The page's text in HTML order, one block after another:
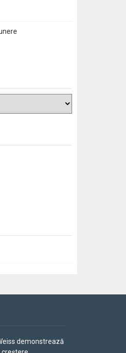
demonstrează